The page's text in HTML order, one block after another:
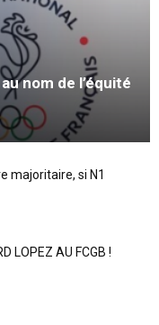
nom de l’équité
majoritaire, si N1
LOPEZ AU FCGB !